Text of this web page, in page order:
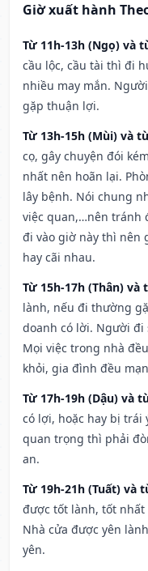
Giờ xuất hành
Từ 11h-13h (Ngọ) và
cầu lộc, cầu tài thì đi
nhiều may mắn.
gặp thuận lợi.
Từ 13h-15h (Mùi) và
cọ, gây chuyện đói
nhất nên hoãn lại.
lây bệnh. Nói chung
việc quan,…nên tránh
đi vào giờ này thì nên
hay cãi nhau.
Từ 15h-17h (Thân) và
lành, nếu đi thường
doanh có lời. Người đi
Mọi việc trong nhà
khỏi, gia đình đều
Từ 17h-19h (Dậu) và
có lợi, hoặc hay bị trái
quan trọng thì phải
an.
Từ 19h-21h (Tuất) và
được tốt lành, tốt nhất
Nhà cửa được yên
yên.